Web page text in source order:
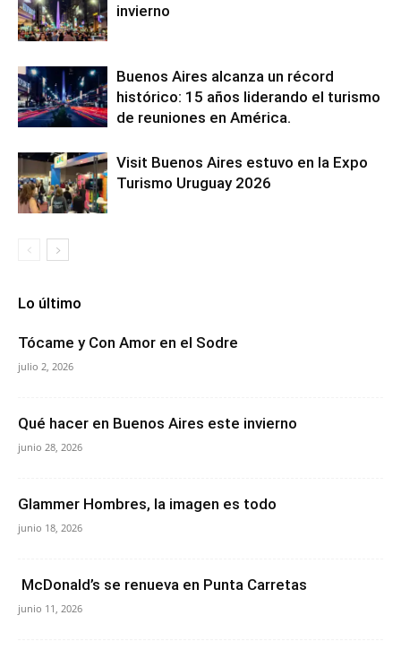
invierno
Buenos Aires alcanza un récord
histórico: 15 años liderando el turismo
de reuniones en América.
Visit Buenos Aires estuvo en la Expo
Turismo Uruguay 2026
Lo último
Tócame y Con Amor en el Sodre
julio 2, 2026
Qué hacer en Buenos Aires este invierno
junio 28, 2026
Glammer Hombres, la imagen es todo
junio 18, 2026
McDonald’s se renueva en Punta Carretas
junio 11, 2026